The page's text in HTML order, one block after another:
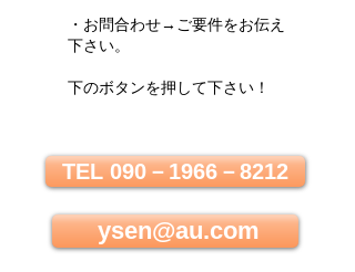
・お問合わせ→ご要件をお伝え
下さい。
下のボタンを押して下さい！
TEL 090－1966－8212
ysen@au.com